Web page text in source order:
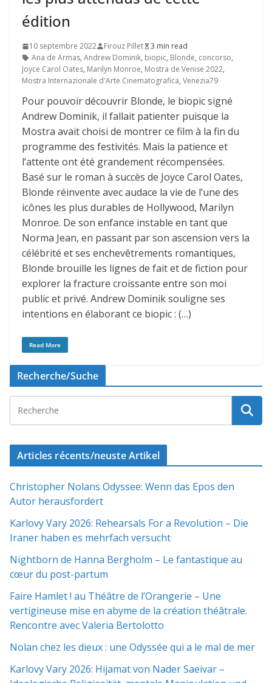
édition
10 septembre 2022 Firouz Pillet
3 min read
Ana de Armas, Andrew Dominik, biopic, Blonde, concorso,
Joyce Carol Oates, Marilyn Monroe, Mostra de Venise 2022,
Mostra Internazionale d'Arte Cinematografica, Venezia79
Pour pouvoir découvrir Blonde, le biopic signé
Andrew Dominik, il fallait patienter puisque la
Mostra avait choisi de montrer ce film à la fin du
programme des festivités. Mais la patience et
l’attente ont été grandement récompensées.
Basé sur le roman à succès de Joyce Carol Oates,
Blonde réinvente avec audace la vie de l’une des
icônes les plus durables de Hollywood, Marilyn
Monroe. De son enfance instable en tant que
Norma Jean, en passant par son ascension vers la
célébrité et ses enchevêtrements romantiques,
Blonde brouille les lignes de fait et de fiction pour
explorer la fracture croissante entre son moi
public et privé. Andrew Dominik souligne ses
intentions en élaborant ce biopic : (…)
Read More
Recherche/Suche
Articles récents/neuste Artikel
Christopher Nolans Odyssee: Wenn das Epos den
Autor herausfordert
Karlovy Vary 2026: Rehearsals For a Revolution – Die
Iraner haben es mehrfach versucht
Nightborn de Hanna Bergholm – Le fantastique au
cœur du post-partum
Faire Hamlet ! au Théâtre de l’Orangerie – Une
vertigineuse mise en abyme de la création théâtrale.
Rencontre avec Valeria Bertolotto
Nolan chez les dieux : une Odyssée qui a le mal de mer
Karlovy Vary 2026: Hijamat von Nader Saeivar​​ –